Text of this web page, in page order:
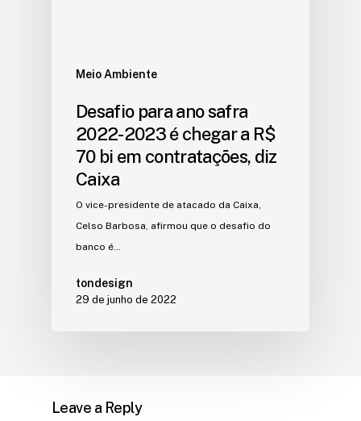
Meio Ambiente
Desafio para ano safra
2022-2023 é chegar a R$
70 bi em contratações, diz
Caixa
O vice-presidente de atacado da Caixa,
Celso Barbosa, afirmou que o desafio do
banco é…
tondesign
29 de junho de 2022
Leave a Reply